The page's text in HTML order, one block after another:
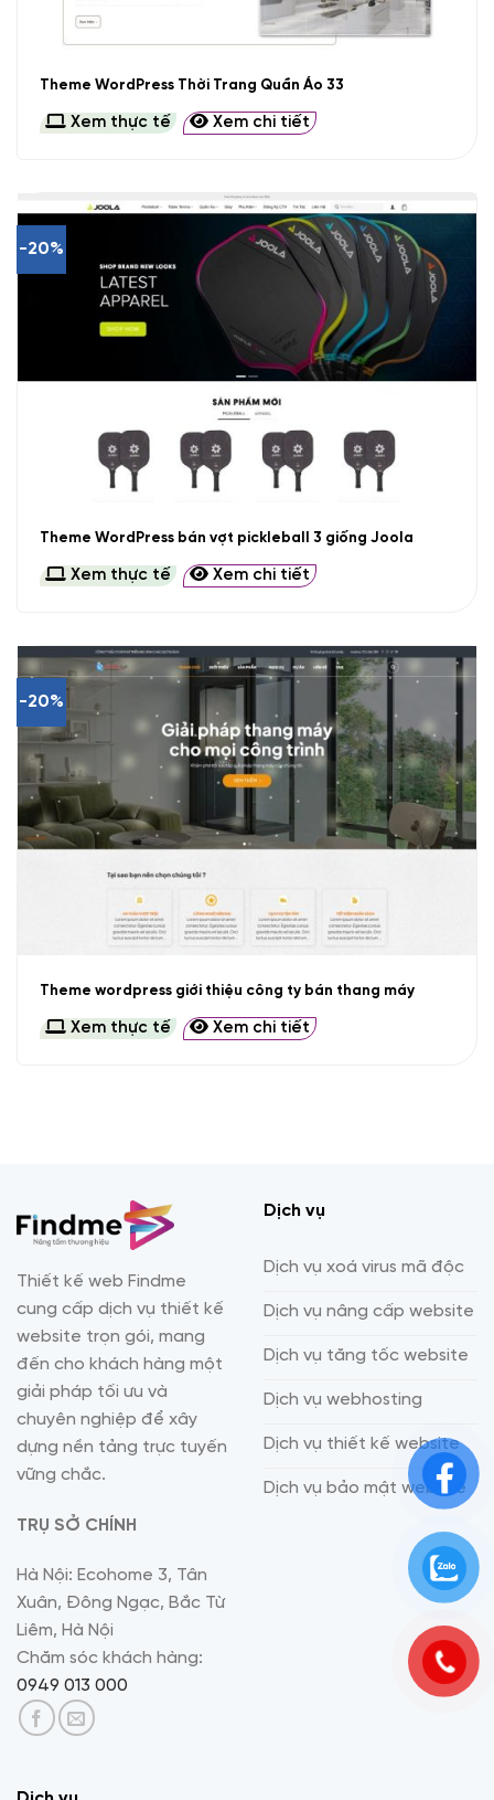
Theme WordPress Thời Trang Quần Áo 33
Xem thực tế Xem chi tiết
-20%
Theme WordPress bán vợt pickleball 3 giống Joola
Xem thực tế Xem chi tiết
-20%
Theme wordpress giới thiệu công ty bán thang máy
Xem thực tế Xem chi tiết
Thiết kế web Findme
cung cấp dịch vụ thiết kế
website trọn gói, mang
đến cho khách hàng một
giải pháp tối ưu và
chuyên nghiệp để xây
dựng nền tảng trực tuyến
vững chắc.
TRỤ SỞ CHÍNH
Hà Nội: Ecohome 3, Tân
Xuân, Đông Ngạc, Bắc Từ
Liêm, Hà Nội
Chăm sóc khách hàng:
0949 013 000
Dịch vụ
Dịch vụ xoá virus mã độc
Dịch vụ nâng cấp website
Dịch vụ tăng tốc website
Dịch vụ webhosting
Dịch vụ thiết kế website
Dịch vụ bảo mật website